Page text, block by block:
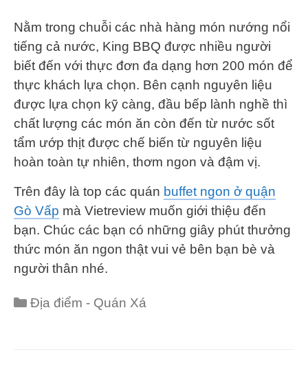
Nằm trong chuỗi các nhà hàng món nướng nổi
tiếng cả nước, King BBQ được nhiều người
biết đến với thực đơn đa dạng hơn 200 món để
thực khách lựa chọn. Bên cạnh nguyên liệu
được lựa chọn kỹ càng, đầu bếp lành nghề thì
chất lượng các món ăn còn đến từ nước sốt
tẩm ướp thịt được chế biến từ nguyên liệu
hoàn toàn tự nhiên, thơm ngon và đậm vị.
Trên đây là top các quán buffet ngon ở quận
Gò Vấp mà Vietreview muốn giới thiệu đến
bạn. Chúc các bạn có những giây phút thưởng
thức món ăn ngon thật vui vẻ bên bạn bè và
người thân nhé.
Categories
Địa điểm - Quán Xá